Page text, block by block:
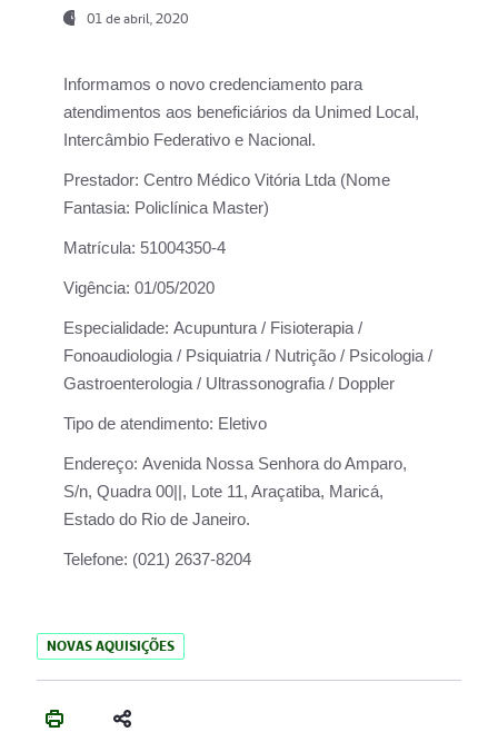
01 de abril, 2020
Informamos o novo credenciamento para
atendimentos aos beneficiários da Unimed Local,
Intercâmbio Federativo e Nacional.
Prestador: Centro Médico Vitória Ltda (Nome
Fantasia: Policlínica Master)
Matrícula: 51004350-4
Vigência: 01/05/2020
Especialidade: Acupuntura / Fisioterapia /
Fonoaudiologia / Psiquiatria / Nutrição / Psicologia /
Gastroenterologia / Ultrassonografia / Doppler
Tipo de atendimento: Eletivo
Endereço: Avenida Nossa Senhora do Amparo,
S/n, Quadra 00||, Lote 11, Araçatiba, Maricá,
Estado do Rio de Janeiro.
Telefone: (021) 2637-8204
NOVAS AQUISIÇÕES